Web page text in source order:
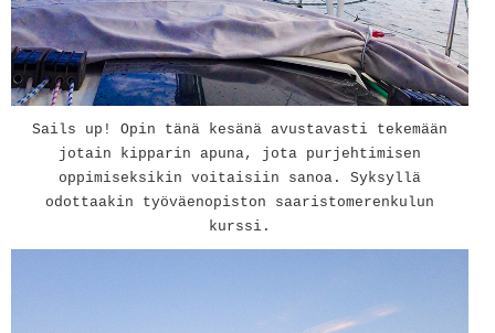
Sails up! Opin tänä kesänä avustavasti tekemään
jotain kipparin apuna, jota purjehtimisen
oppimiseksikin voitaisiin sanoa. Syksyllä
odottaakin työväenopiston saaristomerenkulun
kurssi.